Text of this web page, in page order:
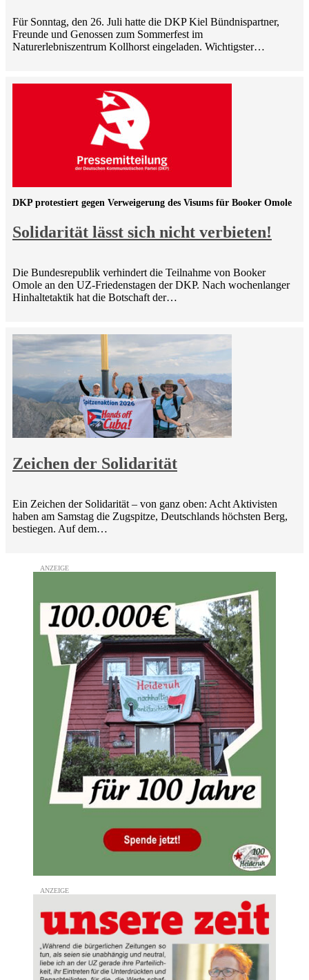
Für Sonntag, den 26. Juli hatte die DKP Kiel Bündnispartner,
Freunde und Genossen zum Sommerfest im
Naturerlebniszentrum Kollhorst eingeladen. Wichtigster…
Solidarität lässt sich nicht verbieten!
DKP protestiert gegen Verweigerung des Visums für Booker Omole
Die Bundesrepublik verhindert die Teilnahme von Booker
Omole an den UZ-Friedenstagen der DKP. Nach wochenlanger
Hinhaltetaktik hat die Botschaft der…
Zeichen der Solidarität
Ein Zeichen der Solidarität – von ganz oben: Acht Aktivisten
haben am Samstag die Zugspitze, Deutschlands höchsten Berg,
bestiegen. Auf dem…